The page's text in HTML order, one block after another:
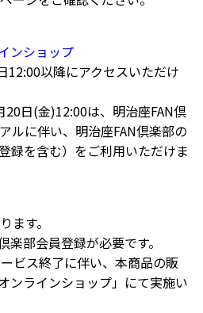
ンショップ
以降にアクセスいただけ
日(金)12:00は、明治座FAN倶
ルに伴い、明治座FAN倶楽部の
録を含む）をご利用いただけま
ます。
部会員登録が必要です。
ビス終了に伴い、本商品の販
ンラインショップ」にて実施い